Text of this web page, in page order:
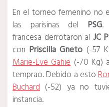
En el torneo femenino no
las parisinas del PSG.
francesa derrotaron al JC
con Priscilla Gneto (-57
Marie-Eve Gahie(-70 Kg)
temprao. Debido a esto
Buchard (-52) ya no
instancia.